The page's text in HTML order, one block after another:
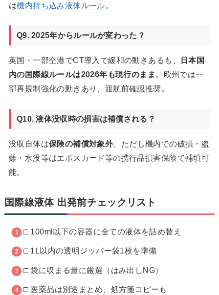
は機内持ち込み液体ルール。
Q9. 2025年からルールが変わった？
英国・一部空港でCT導入で緩和の動きあるも、
日本国
内の国際線ルールは2026年も現行のまま 。欧州では一
部再規制強化の動きあり、渡航前確認推奨。
Q10. 液体没収時の損害は補償される？
没収自体は保険の補償対象外。ただし機内での破損・盗
難・水没等はエポスカード等の携行品損害保険で補填可
能。
国際線液体 出発前チェックリスト
□ 100ml以下の容器に全ての液体を詰め替え
□ 1L以内の透明ジッパー袋1枚を準備
□ 袋に収まる量に厳選（はみ出しNG）
□ 医薬品は別途まとめ、処方箋コピーも